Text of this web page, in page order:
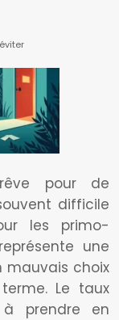
pour de
difficile
les primo-
une
choix
Le taux
prendre en